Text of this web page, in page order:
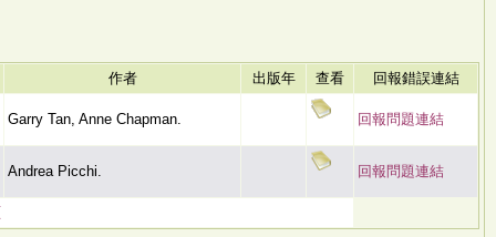
作者 出版年 查看 回報錯誤連結
Garry Tan, Anne Chapman. 回報問題連結
Andrea Picchi. 回報問題連結